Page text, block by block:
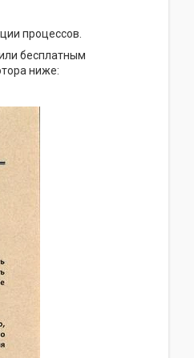
процессов.
бесплатным
ниже: